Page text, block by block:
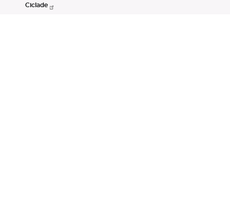
Ciclade